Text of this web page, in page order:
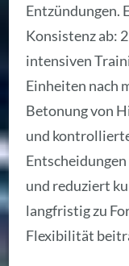
Entzündungen.
Konsistenz ab:
intensiven
Einheiten nach
Betonung von
und
und reduziert
langfristig zu
Flexibilität